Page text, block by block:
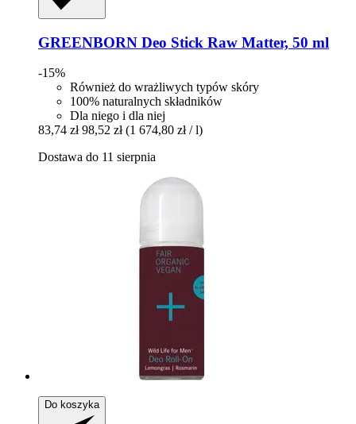
GREENBORN Deo Stick Raw Matter, 50 ml
-15%
Również do wrażliwych typów skóry
100% naturalnych składników
Dla niego i dla niej
83,74 zł 98,52 zł (1 674,80 zł / l)
Dostawa do 11 sierpnia
Do koszyka